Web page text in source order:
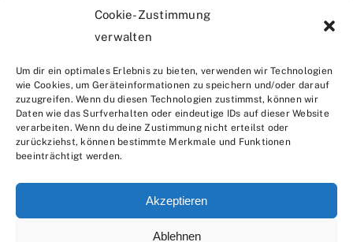
Cookie-Zustimmung
verwalten
Um dir ein optimales Erlebnis zu bieten, verwenden wir Technologien
wie Cookies, um Geräteinformationen zu speichern und/oder darauf
zuzugreifen. Wenn du diesen Technologien zustimmst, können wir
Daten wie das Surfverhalten oder eindeutige IDs auf dieser Website
verarbeiten. Wenn du deine Zustimmung nicht erteilst oder
zurückziehst, können bestimmte Merkmale und Funktionen
beeinträchtigt werden.
Akzeptieren
Ablehnen
Impressum
Datenschutzerklärung